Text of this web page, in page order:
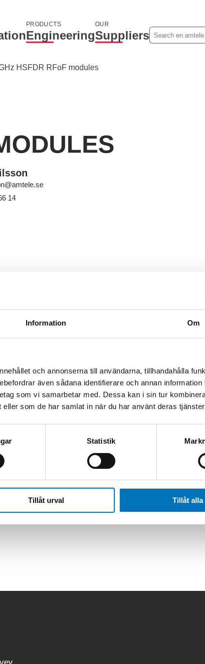
Information Om
och annonserna till användarna, tillhandahålla
även sådana identifierare och annan information
som vi samarbetar med. Dessa kan i sin tur
som de har samlat in när du har använt deras
Statistik
Tillåt urval Tillåt alla
PRODUCTS
Engineering
OUR
Suppliers
HSFDR RFoF modules
14